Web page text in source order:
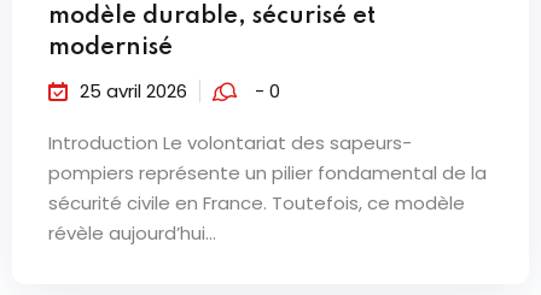
modèle durable, sécurisé et
modernisé
25 avril 2026 - 0
Introduction Le volontariat des sapeurs-
pompiers représente un pilier fondamental de la
sécurité civile en France. Toutefois, ce modèle
révèle aujourd’hui...